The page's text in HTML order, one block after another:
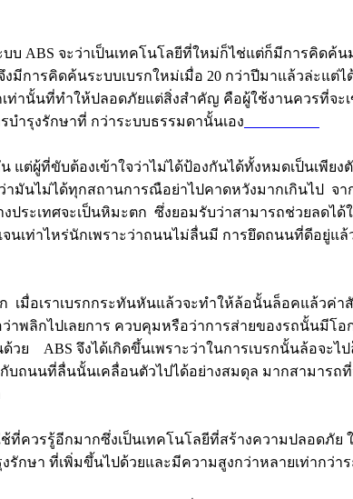
บ ABS จะว่าเป็นเทคโนโลยีที่ใหม่ก็ไช่แต่ก็มีการคิดค้
มีการคิดค้นระบบเบรกใหม่เมื่อ 20 กว่าปีมาแล้วล่ะแต่ไ
เท่านั้นที่ทำให้ปลอดภัยแต่สิ่งสำคัญ คือผู้ใช้งานควรที่จะ
ำรุงรักษาที่ กว่าระบบธรรมดานั้นเอง
แต่ผู้ที่ขับต้องเข้าใจว่าไม่ได้ป้องกันได้ทั้งหมดเป็นเพียง
มันไม่ได้ทุกสถานการณือย่าไปคาดหวังมากเกินไป จา
ระเทศจะเป็นหิมะตก ซึ่งยอมรับว่าสามารถช่วยลดไ
เท่าไหร่นักเพราะว่าถนนไม่ลื่นมี การยึดถนนที่ดีอยู่แล้
เมื่อเราเบรกกระทันหันแล้วจะทำให้ล้อนั้นล็อคแล้วค่า
พลิกไปเลยการ ควบคุมหรือว่าการส่ายของรถนั้นมีโอ
ย ABS จึงได้เกิดขึ้นเพราะว่าในการเบรกนั้นล้อจะไ
บถนนที่ลื่นนั้นเคลื่อนตัวไปได้อย่างสมดุล มากสามารถ
ที่ควรรู้อีกมากซึ่งเป็นเทคโนโลยีที่สร้างความปลอดภัย
รักษา ที่เพิ่มขึ้นไปด้วยและมีความสูงกว่าหลายเท่ากว่า